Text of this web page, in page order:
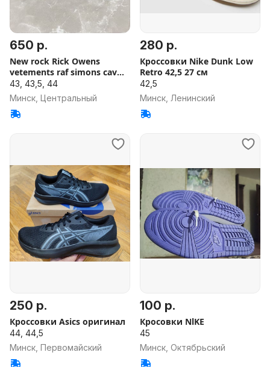
650 р.
New rock Rick Owens
vetements raf simons cav
empt
43, 43,5, 44
Минск, Центральный
280 р.
Кроссовки Nike Dunk Low
Retro 42,5 27 см
42,5
Минск, Ленинский
250 р.
Кроссовки Asics оригинал
44, 44,5
Минск, Первомайский
100 р.
Кросовки NlKE
45
Минск, Октябрьский